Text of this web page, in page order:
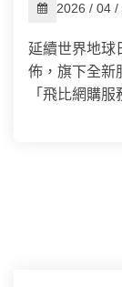
2026 / 04 /
延續世界地球
佈，旗下全新
「飛比網購